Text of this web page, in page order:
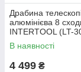
Драбина
алюмінієва 8
INTERTOOL (LT-
В наявності
4 499 ₴